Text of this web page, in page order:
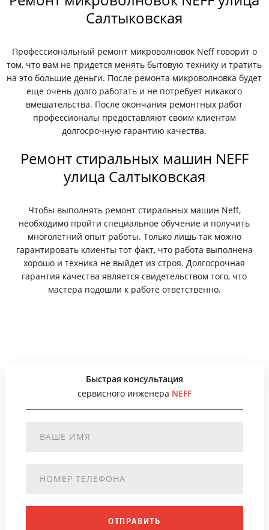
Салтыковская
Профессиональный ремонт микроволновок Neff говорит о
том, что вам не придется менять бытовую технику и тратить
на это большие деньги. После ремонта микроволновка будет
еще очень долго работать и не потребует никакого
вмешательства. После окончания ремонтных работ
профессионалы предоставляют своим клиентам
долгосрочную гарантию качества.
Ремонт стиральных машин NEFF
улица Салтыковская
Чтобы выполнять ремонт стиральных машин Neff,
необходимо пройти специальное обучение и получить
многолетний опыт работы. Только лишь так можно
гарантировать клиенты тот факт, что работа выполнена
хорошо и техника не выйдет из строя. Долгосрочная
гарантия качества является свидетельством того, что
мастера подошли к работе ответственно.
Быстрая консультация
сервисного инженера NEFF
ОТПРАВИТЬ